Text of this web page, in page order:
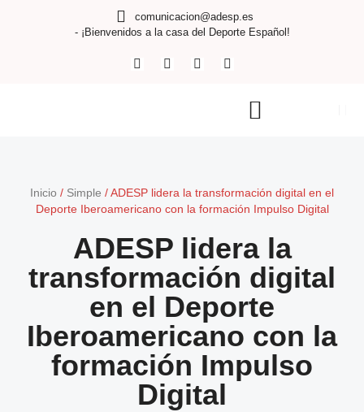
comunicacion@adesp.es
- ¡Bienvenidos a la casa del Deporte Español!
Inicio / Simple / ADESP lidera la transformación digital en el
Deporte Iberoamericano con la formación Impulso Digital
ADESP lidera la
transformación digital
en el Deporte
Iberoamericano con la
formación Impulso
Digital